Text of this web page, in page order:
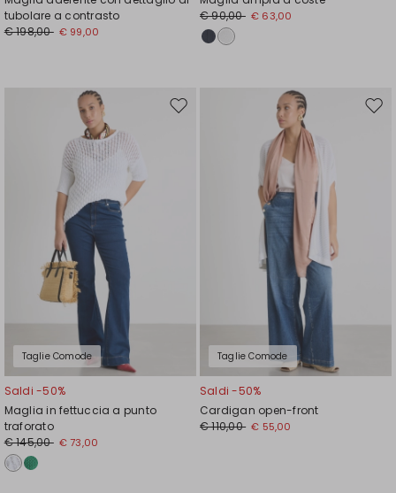
tubolare a contrasto
€ 198,00 € 99,00
€ 90,00 € 63,00
Taglie Comode
Sposta
Saldi -50%
Maglia in fettuccia a punto
traforato
€ 145,00 € 73,00
Taglie Comode
Saldi -50%
Cardigan open-front
€ 110,00 € 55,00